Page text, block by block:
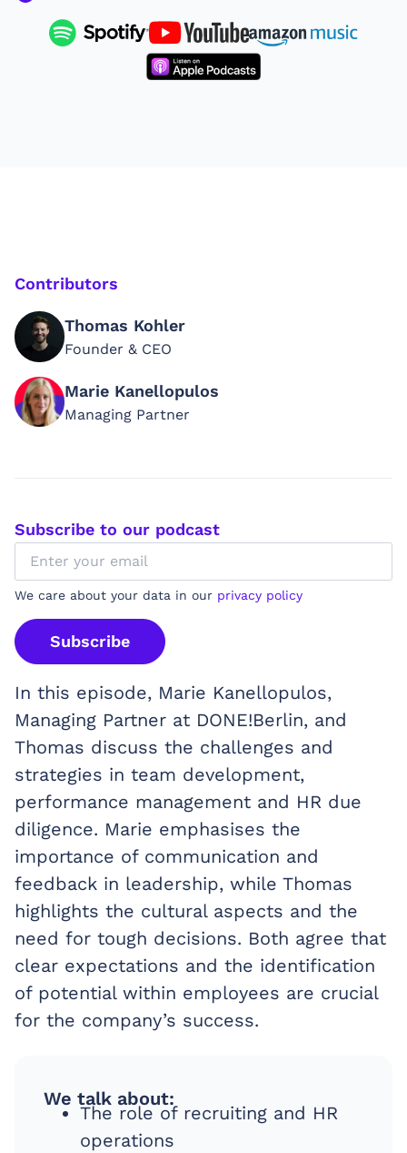
Contributors
Thomas Kohler
Founder & CEO
Marie Kanellopulos
Managing Partner
Subscribe to our podcast
We care about your data in our privacy policy
Subscribe
In this episode, Marie Kanellopulos,
Managing Partner at DONE!Berlin, and
Thomas discuss the challenges and
strategies in team development,
performance management and HR due
diligence. Marie emphasises the
importance of communication and
feedback in leadership, while Thomas
highlights the cultural aspects and the
need for tough decisions. Both agree that
clear expectations and the identification
of potential within employees are crucial
for the company’s success.
We talk about:
The role of recruiting and HR
operations